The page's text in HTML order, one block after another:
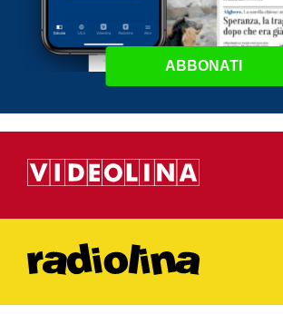
ABBONATI